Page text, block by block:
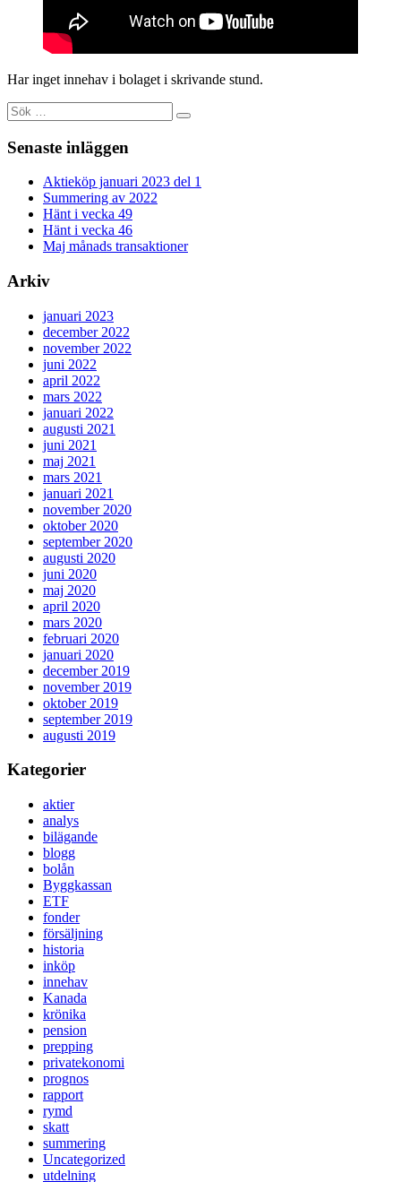
Har inget innehav i bolaget i skrivande stund.
Sök
efter:
Senaste inläggen
Aktieköp januari 2023 del 1
Summering av 2022
Hänt i vecka 49
Hänt i vecka 46
Maj månads transaktioner
Arkiv
januari 2023
december 2022
november 2022
juni 2022
april 2022
mars 2022
januari 2022
augusti 2021
juni 2021
maj 2021
mars 2021
januari 2021
november 2020
oktober 2020
september 2020
augusti 2020
juni 2020
maj 2020
april 2020
mars 2020
februari 2020
januari 2020
december 2019
november 2019
oktober 2019
september 2019
augusti 2019
Kategorier
aktier
analys
bilägande
blogg
bolån
Byggkassan
ETF
fonder
försäljning
historia
inköp
innehav
Kanada
krönika
pension
prepping
privatekonomi
prognos
rapport
rymd
skatt
summering
Uncategorized
utdelning